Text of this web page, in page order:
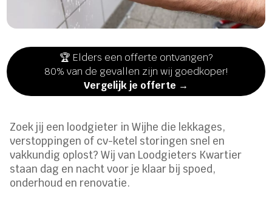
🏆 Elders een offerte ontvangen?
80% van de gevallen zijn wij goedkoper!
Vergelijk je offerte →
Zoek jij een loodgieter in Wijhe die lekkages,
verstoppingen of cv-ketel storingen snel en
vakkundig oplost? Wij van Loodgieters Kwartier
staan dag en nacht voor je klaar bij spoed,
onderhoud en renovatie.